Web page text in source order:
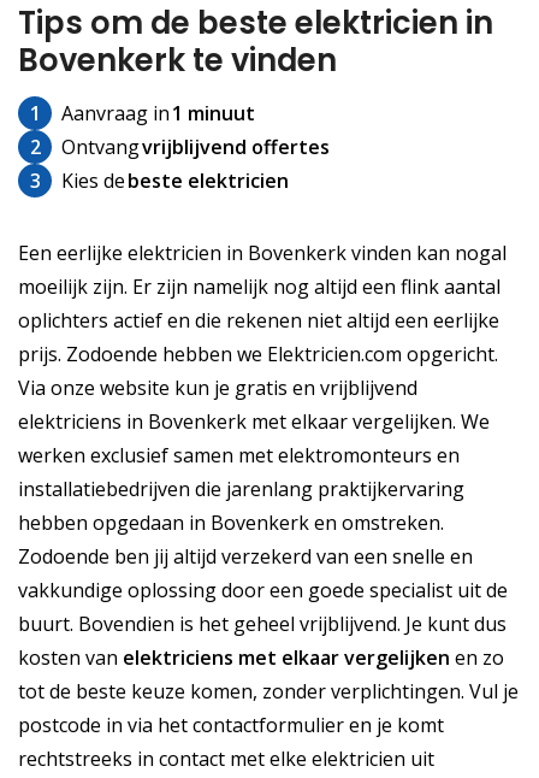
Tips om de beste elektricien in
Bovenkerk te vinden
1 Aanvraag in1 minuut
2
Ontvangvrijblijvend offertes
3
Kies debeste elektricien
Een eerlijke elektricien in Bovenkerk vinden kan nogal
moeilijk zijn. Er zijn namelijk nog altijd een flink aantal
oplichters actief en die rekenen niet altijd een eerlijke
prijs. Zodoende hebben we Elektricien.com opgericht.
Via onze website kun je gratis en vrijblijvend
elektriciens in Bovenkerk met elkaar vergelijken. We
werken exclusief samen met elektromonteurs en
installatiebedrijven die jarenlang praktijkervaring
hebben opgedaan in Bovenkerk en omstreken.
Zodoende ben jij altijd verzekerd van een snelle en
vakkundige oplossing door een goede specialist uit de
buurt. Bovendien is het geheel vrijblijvend. Je kunt dus
kosten van elektriciens met elkaar vergelijken en zo
tot de beste keuze komen, zonder verplichtingen. Vul je
postcode in via het contactformulier en je komt
rechtstreeks in contact met elke elektricien uit